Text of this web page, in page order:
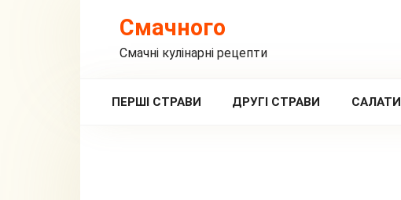
Смачного
Смачні кулінарні рецепти
ПЕРШІ СТРАВИ ДРУГІ СТРАВИ САЛАТИ